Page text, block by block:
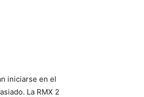
iniciarse en el
La RMX 2